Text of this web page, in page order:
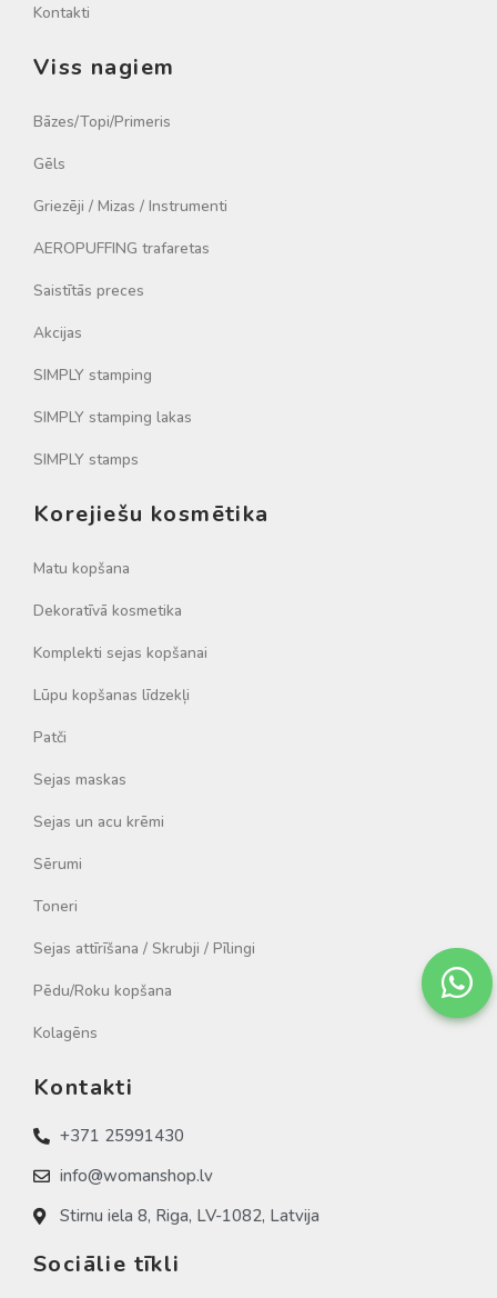
Kontakti
Viss nagiem
Bāzes/Topi/Primeris
Gēls
Griezēji / Mizas / Instrumenti
AEROPUFFING trafaretas
Saistītās preces
Akcijas
SIMPLY stamping
SIMPLY stamping lakas
SIMPLY stamps
Korejiešu kosmētika
Matu kopšana
Dekoratīvā kosmetika
Komplekti sejas kopšanai
Lūpu kopšanas līdzekļi
Patči
Sejas maskas
Sejas un acu krēmi
Sērumi
Toneri
Sejas attīrīšana / Skrubji / Pīlingi
Pēdu/Roku kopšana
Kolagēns
Kontakti
+371 25991430
info@womanshop.lv
Stirnu iela 8, Riga, LV-1082, Latvija
Sociālie tīkli